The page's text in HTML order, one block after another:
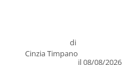
di
Cinzia Timpano
il 08/08/2026